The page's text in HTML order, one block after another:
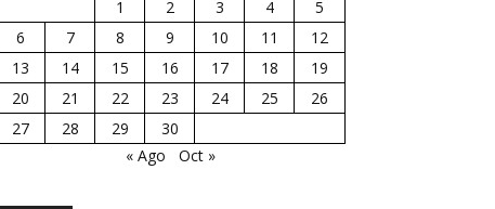
1
2 3 4
5
6
7 8 9 10 11
12
13
14 15 16 17 18
19
20
21 22 23 24 25
26
27
28 29
30
« Ago
Oct »